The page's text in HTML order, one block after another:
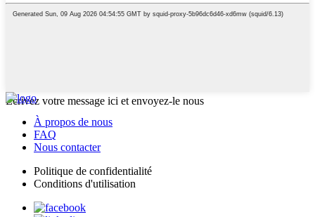
Écrivez votre message ici et envoyez-le nous
À propos de nous
FAQ
Nous contacter
Politique de confidentialité
Conditions d'utilisation